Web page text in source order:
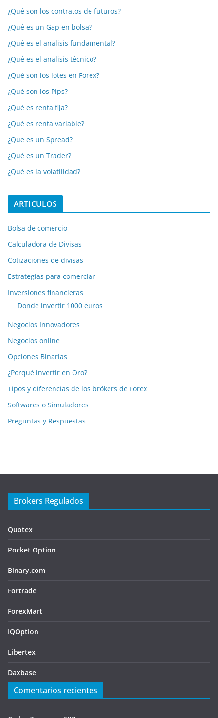
¿Qué son los contratos de futuros?
¿Qué es un Gap en bolsa?
¿Qué es el análisis fundamental?
¿Qué es el análisis técnico?
¿Qué son los lotes en Forex?
¿Qué son los Pips?
¿Qué es renta fija?
¿Qué es renta variable?
¿Que es un Spread?
¿Qué es un Trader?
¿Qué es la volatilidad?
ARTICULOS
Bolsa de comercio
Calculadora de Divisas
Cotizaciones de divisas
Estrategias para comerciar
Inversiones financieras
Donde invertir 1000 euros
Negocios Innovadores
Negocios online
Opciones Binarias
¿Porqué invertir en Oro?
Tipos y diferencias de los brókers de Forex
Softwares o Simuladores
Preguntas y Respuestas
Brokers Regulados
Quotex
Pocket Option
Binary.com
Fortrade
ForexMart
IQOption
Libertex
Daxbase
Comentarios recientes